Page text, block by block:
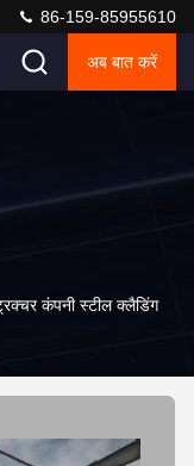
86-159-85955610
अब बात करें
कंपनी स्टील क्लैडिंग